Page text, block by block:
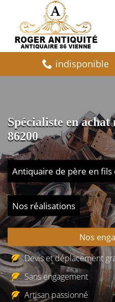
indisponible
Spécialiste en
86200
Antiquaire de père en
Nos réalisations
Nos
Devis et déplacement
Sans engagement
Artisan passionné